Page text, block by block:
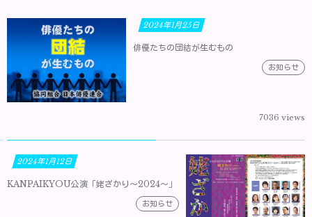
2024年1月25日
俳優たちの団結が生むもの
お知らせ
7036 views
2024年1月12日
KANPAIKYOU公演「姥ざかり～2024～」
お知らせ